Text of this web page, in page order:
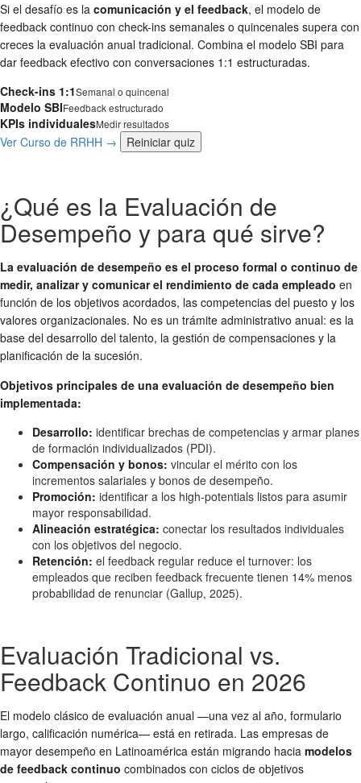
Si el desafío es la comunicación y el feedback, el modelo de
feedback continuo con check-ins semanales o quincenales supera con
creces la evaluación anual tradicional. Combina el modelo SBI para
dar feedback efectivo con conversaciones 1:1 estructuradas.
Check-ins 1:1Semanal o quincenal
Modelo SBIFeedback estructurado
KPIs individualesMedir resultados
Ver Curso de RRHH → Reiniciar quiz
¿Qué es la Evaluación de
Desempeño y para qué sirve?
La evaluación de desempeño es el proceso formal o continuo de
medir, analizar y comunicar el rendimiento de cada empleado en
función de los objetivos acordados, las competencias del puesto y los
valores organizacionales. No es un trámite administrativo anual: es la
base del desarrollo del talento, la gestión de compensaciones y la
planificación de la sucesión.
Objetivos principales de una evaluación de desempeño bien
implementada:
Desarrollo: identificar brechas de competencias y armar planes
de formación individualizados (PDI).
Compensación y bonos: vincular el mérito con los
incrementos salariales y bonos de desempeño.
Promoción: identificar a los high-potentials listos para asumir
mayor responsabilidad.
Alineación estratégica: conectar los resultados individuales
con los objetivos del negocio.
Retención: el feedback regular reduce el turnover: los
empleados que reciben feedback frecuente tienen 14% menos
probabilidad de renunciar (Gallup, 2025).
Evaluación Tradicional vs.
Feedback Continuo en 2026
El modelo clásico de evaluación anual —una vez al año, formulario
largo, calificación numérica— está en retirada. Las empresas de
mayor desempeño en Latinoamérica están migrando hacia modelos
de feedback continuo combinados con ciclos de objetivos